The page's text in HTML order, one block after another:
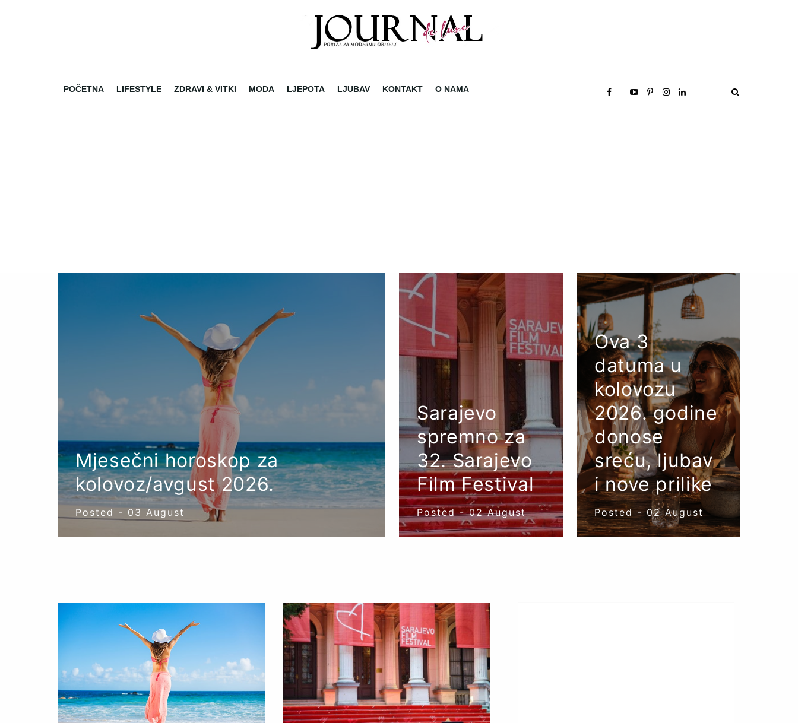
POČETNA LIFESTYLE ZDRAVI & VITKI MODA LJEPOTA LJUBAV KONTAKT O NAMA
Mjesečni horoskop za
kolovoz/avgust 2026.
Posted - 03 August
Sarajevo
spremno za
32. Sarajevo
Film Festival
Posted -02 August
Ova 3
datuma u
kolovozu
2026. godine
donose
sreću, ljubav
i nove prilike
Posted - 02 August